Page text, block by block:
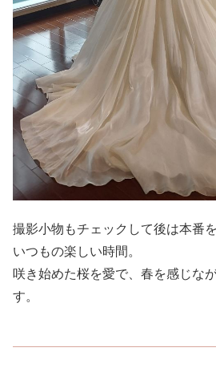
撮影小物もチェックして後は本番
いつもの楽しい時間。
咲き始めた桜を愛で、春を感じな
す。